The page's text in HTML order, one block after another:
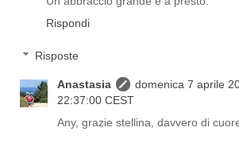
Rispondi
Risposte
Anastasia
domenica 7 aprile
22:37:00 CEST
Any, grazie stellina, davvero di